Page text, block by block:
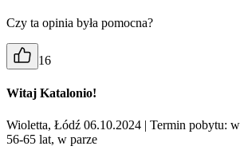
Czy ta opinia była pomocna?
16
Witaj Katalonio!
Wioletta, Łódź 06.10.2024 | Termin pobytu:
56-65 lat, w parze